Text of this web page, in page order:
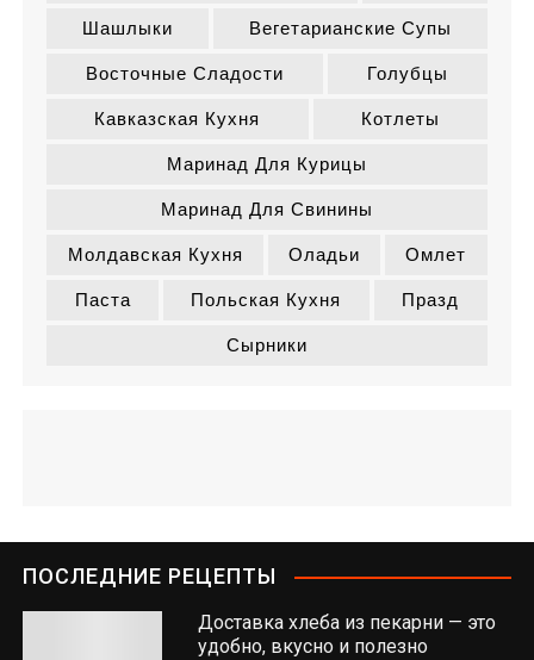
Шашлыки Вегетарианские Супы
Восточные Сладости Голубцы
Кавказская Кухня Котлеты
Маринад Для Курицы
Маринад Для Свинины
Молдавская Кухня Оладьи Омлет
Паста Польская Кухня Празд
Сырники
ПОСЛЕДНИЕ РЕЦЕПТЫ
Доставка хлеба из пекарни — это
удобно, вкусно и полезно